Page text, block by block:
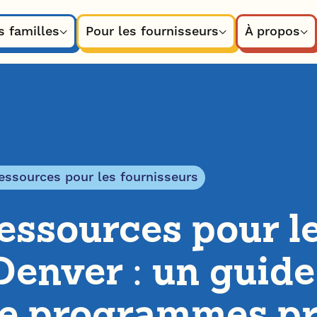
familles
Pour les fournisseurs À propos
pour les fournisseurs
pour
: un